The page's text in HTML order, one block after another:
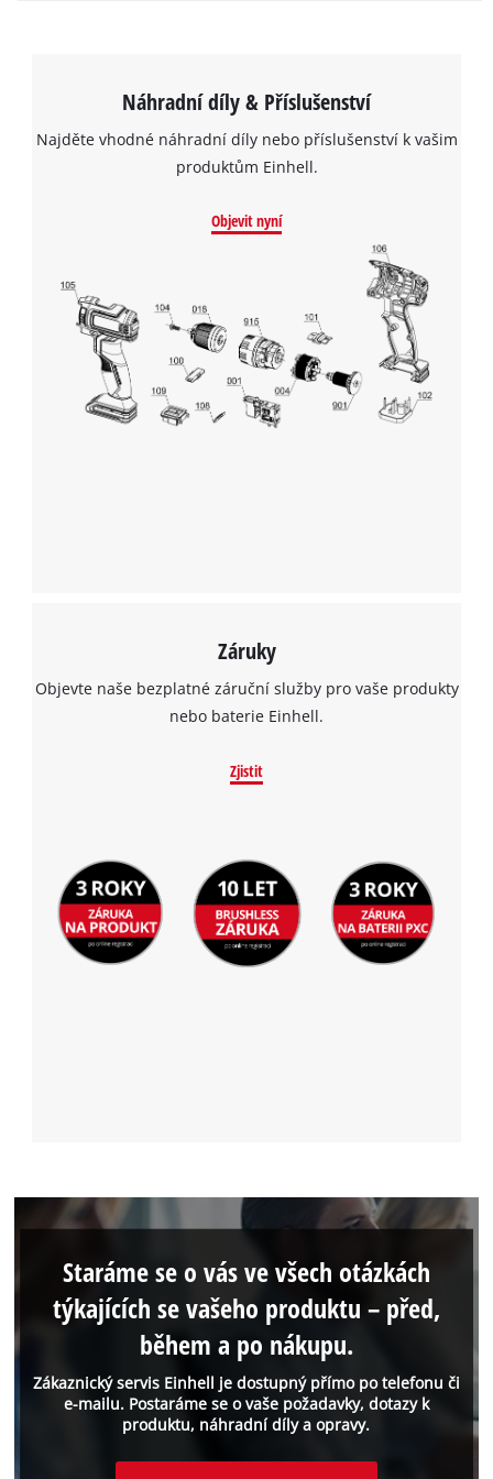
Náhradní díly & Příslušenství
Najděte vhodné náhradní díly nebo příslušenství k vašim
produktům Einhell.
Objevit nyní
Záruky
Objevte naše bezplatné záruční služby pro vaše produkty
nebo baterie Einhell.
Zjistit
Zákaznický servis Einhell je dostupný přímo po telefonu či
e-mailu. Postaráme se o vaše požadavky, dotazy k
produktu, náhradní díly a opravy.
Staráme se o vás ve všech otázkách
týkajících se vašeho produktu – před,
během a po nákupu.